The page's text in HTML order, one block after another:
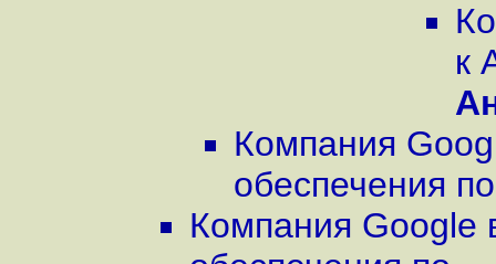
к
Компания
обеспечения
Компания Google